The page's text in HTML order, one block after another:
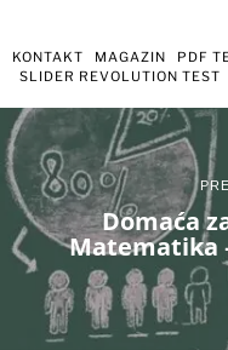
KONTAKT MAGAZIN PDF
SLIDER REVOLUTION TEST
Domaća
Matematika